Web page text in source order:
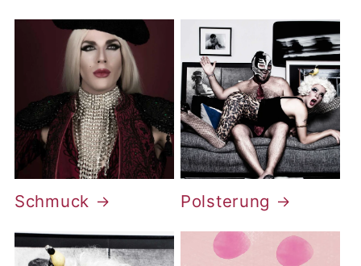
Schmuck Polsterung